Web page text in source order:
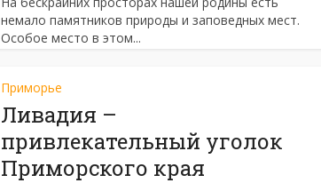
немало памятников природы и заповедных мест.
Особое место в этом...
Приморье
Ливадия –
привлекательный уголок
Приморского края